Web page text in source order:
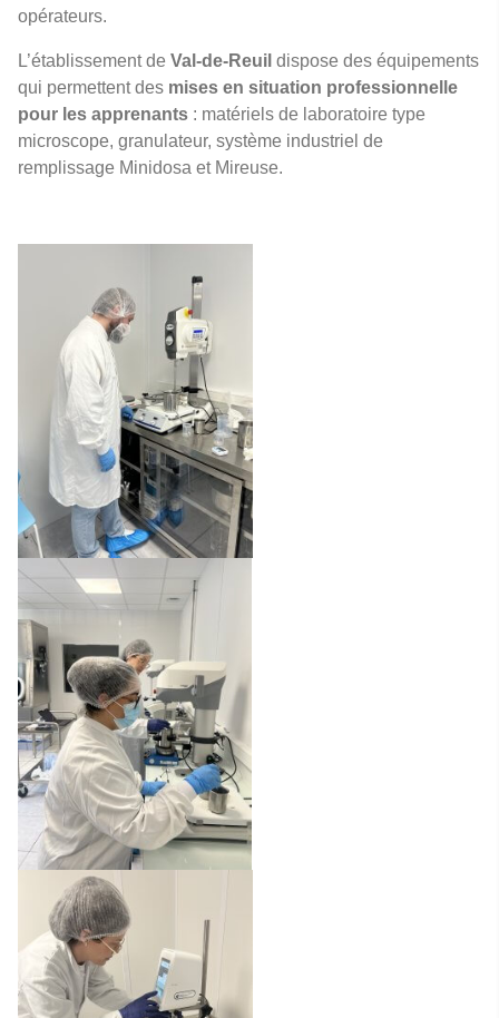
opérateurs.
L’établissement de Val-de-Reuil dispose des équipements
qui permettent des mises en situation professionnelle
pour les apprenants : matériels de laboratoire type
microscope, granulateur, système industriel de
remplissage Minidosa et Mireuse.